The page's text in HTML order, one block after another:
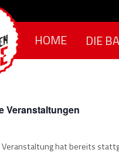
HOME DIE
Veranstaltungen
Veranstaltung hat bereits